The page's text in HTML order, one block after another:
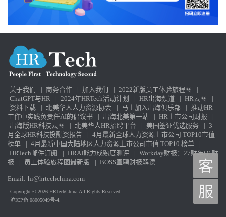
关于我们 | 商务合作 | 加入我们 | 2022新版员工体验旅程图
|
ChatGPT与HR
| 2024年HRTech活动计划 | HR出海频道 | HR云图
|
资料下载
| 北美华人人力资源协会 | 马上加入出海俱乐部 | 推动HR
工作中实践负责任AI的倡议书
| 出海北美第一站 | HR上市公司财报
|
出海版HR科技云图
| 北美华人HR招聘平台 | 美国签证优选服务 | 3
月全球HR科技投融资报告
| 4月最新全球人力资源上市公司 TOP10市值
榜单
| 4月最新中国大陆地区人力资源上市公司市值 TOP10 榜单
|
HRTech邮件订阅
| HRAI能力成熟度测评 | Workday财报：27财年Q1财
报
| 员工体验旅程图最新版 | BOSS直聘财报解读
Email: hi@hrtechchina.com
Copyright © 2026 HRTechChina.All Rights Reserved.
沪ICP备 08005049号-4.
客
服